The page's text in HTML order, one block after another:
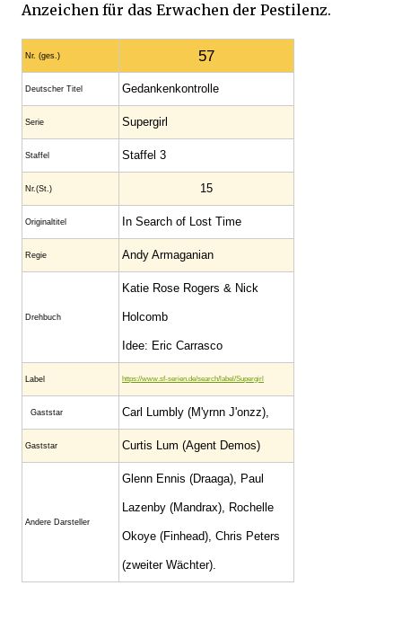
Anzeichen für das Erwachen der Pestilenz.
Nr. (ges.) 57
Deutscher Titel Gedankenkontrolle
Serie Supergirl
Staffel Staffel 3
Nr.(St.) 15
Original­titel In Search of Lost Time
Regie Andy Armaganian
Drehbuch
Katie Rose Rogers & Nick
Holcomb
Idee: Eric Carrasco
Label https://www.sf-serien.de/search/label/Supergirl
Gaststar Carl Lumbly (M'yrnn J'onzz),
Gaststar Curtis Lum (Agent Demos)
Andere Darsteller
Glenn Ennis (Draaga), Paul
Lazenby (Mandrax), Rochelle
Okoye (Finhead), Chris Peters
(zweiter Wächter).